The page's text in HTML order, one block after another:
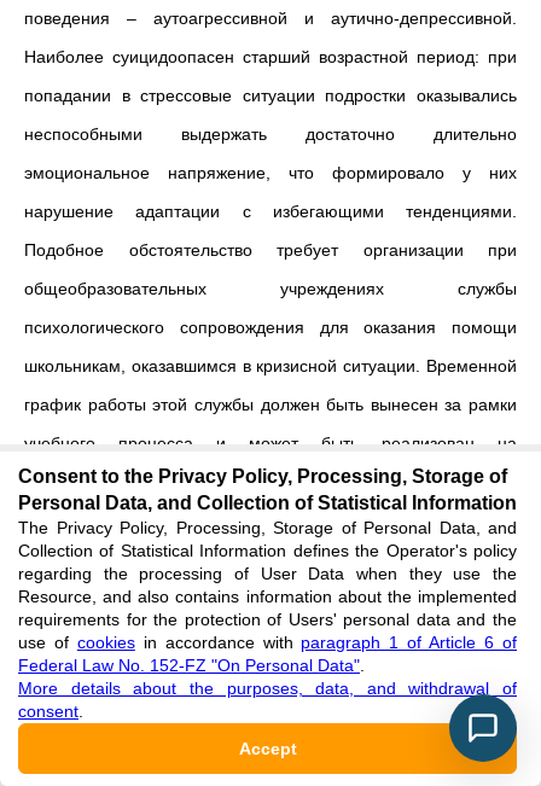
поведения – аутоагрессивной и аутично-депрессивной.
Наиболее суицидоопасен старший возрастной период: при
попадании в стрессовые ситуации подростки оказывались
неспособными выдержать достаточно длительно
эмоциональное напряжение, что формировало у них
нарушение адаптации с избегающими тенденциями.
Подобное обстоятельство требует организации при
общеобразовательных учреждениях службы
психологического сопровождения для оказания помощи
школьникам, оказавшимся в кризисной ситуации. Временной
график работы этой службы должен быть вынесен за рамки
учебного процесса и может быть реализован на
индивидуальных и групповых тренингах и консультациях.
Необходима организация при общеобразовательных
учреждениях в местах компактного проживания коренных
народов Севере и Приамурья служб психологического
сопровождения для оказания помощи школьникам,
оказавшимся в кризисной ситуации во время карантина.
Временной график работы этой службы должен быть
вынесен за рамки учебного процесса и может быть
Consent to the Privacy Policy, Processing, Storage of
Personal Data, and Collection of Statistical Information
The Privacy Policy, Processing, Storage of Personal Data, and
Collection of Statistical Information defines the Operator's policy
regarding the processing of User Data when they use the
Resource, and also contains information about the implemented
requirements for the protection of Users' personal data and the
use of cookiesin accordance with paragraph 1 of Article 6 of
Federal Law No. 152-FZ "On Personal Data"
More details about the purposes, data, and withdrawal of
consent
Accept